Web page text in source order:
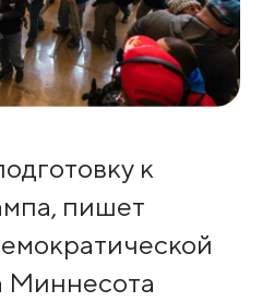
к
пишет
Миннесота